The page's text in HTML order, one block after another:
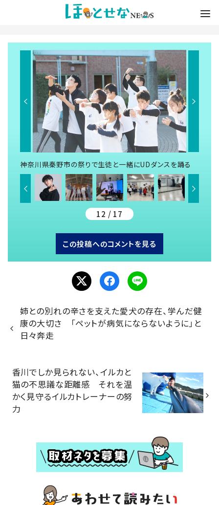
神奈川県秦野市の祭りで生徒と一緒にUDダンスを踊る
12 / 17
この投稿へのコメントを見る
姉との別れの辛さを支えた愛犬の存在、学んだ健
康の大切さ 「ペットが病気にならないように」と
日々奔走
香川でしか見られない、イルカと
猫の不思議な距離感 それを温
かく見守るイルカトレーナーの努
力